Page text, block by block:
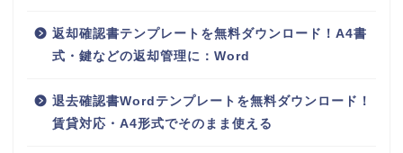
返却確認書テンプレートを無料ダウンロード！A4書
式・鍵などの返却管理に：Word
退去確認書Wordテンプレートを無料ダウンロード！
賃貸対応・A4形式でそのまま使える